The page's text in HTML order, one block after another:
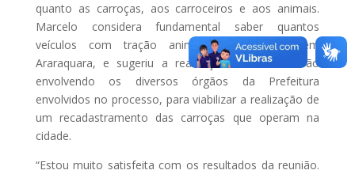
quanto as carroças, aos carroceiros e aos animais.
Marcelo considera fundamental saber quantos
veículos com tração animal existem hoje em
Araraquara, e sugeriu a realização de um mutirão
envolvendo os diversos órgãos da Prefeitura
envolvidos no processo, para viabilizar a realização de
um recadastramento das carroças que operam na
cidade.
“Estou muito satisfeita com os resultados da reunião.